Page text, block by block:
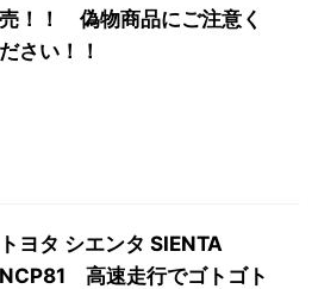
売！！ 偽物商品にご注意く
ださい！！
トヨタ シエンタ SIENTA
NCP81 高速走行でゴトゴト